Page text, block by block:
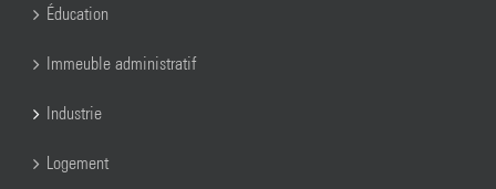
Éducation
Immeuble administratif
Industrie
Logement